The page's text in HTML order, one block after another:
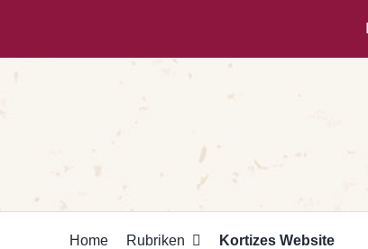
Home Rubriken Kortizes Website